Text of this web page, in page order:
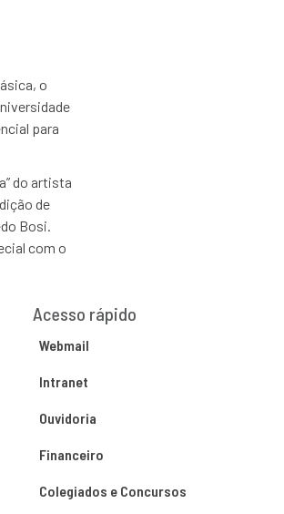
o
para
do artista
de
Bosi.
com o
Acesso rápido
Webmail
Intranet
Ouvidoria
Financeiro
Colegiados e Concursos